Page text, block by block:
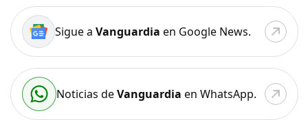
Sigue a Vanguardia en Google News.
Noticias deVanguardia en WhatsApp.